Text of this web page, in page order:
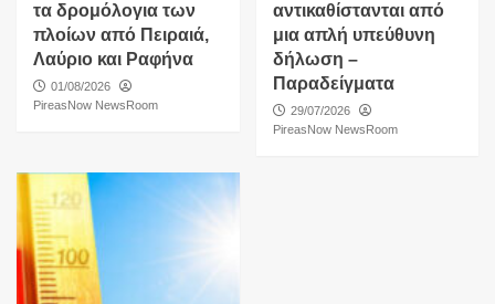
τα δρομόλογια των
πλοίων από Πειραιά,
Λαύριο και Ραφήνα
01/08/2026
PireasNow NewsRoom
αντικαθίστανται από
μια απλή υπεύθυνη
δήλωση –
Παραδείγματα
29/07/2026
PireasNow NewsRoom